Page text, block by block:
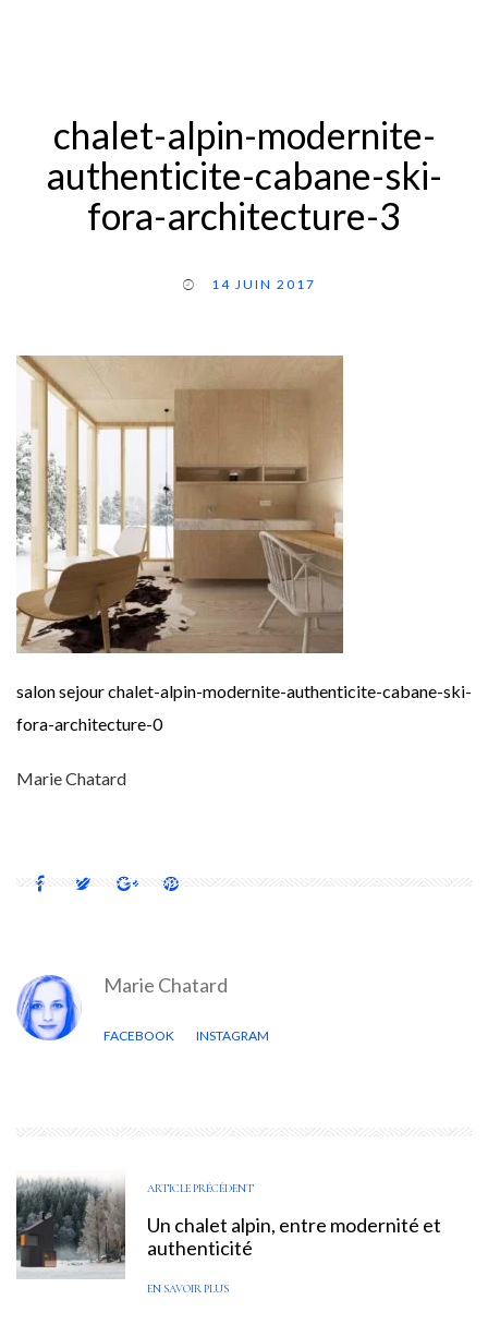
chalet-alpin-modernite-
authenticite-cabane-ski-
fora-architecture-3
14 JUIN 2017
salon sejour chalet-alpin-modernite-authenticite-cabane-ski-
fora-architecture-0
Marie Chatard
Marie Chatard
FACEBOOK INSTAGRAM
ARTICLE PRÉCÉDENT
Un chalet alpin, entre modernité et
authenticité
EN SAVOIR PLUS